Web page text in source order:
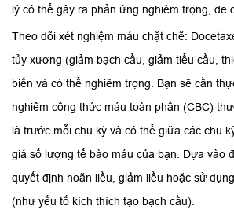
lý có thể gây ra phản ứng nghiêm trọng, đe
Theo dõi xét nghiệm máu chặt chẽ:
tủy xương (giảm bạch cầu, giảm tiểu cầu,
biến và có thể nghiêm trọng. Bạn sẽ cần
nghiệm công thức máu toàn phần (CBC)
là trước mỗi chu kỳ và có thể giữa các chu
giá số lượng tế bào máu của bạn. Dựa vào
quyết định hoãn liều, giảm liều hoặc sử
(như yếu tố kích thích tạo bạch cầu).